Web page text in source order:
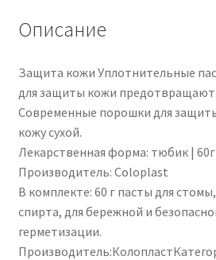
Описание
Защита кожи Уплотнительные
для защиты кожи предотвращают
Современные порошки для
кожу сухой.
Лекарственная форма: тюбик | 60г
Производитель: Coloplast
В комплекте: 60 г пасты для
спирта, для бережной и
герметизации.